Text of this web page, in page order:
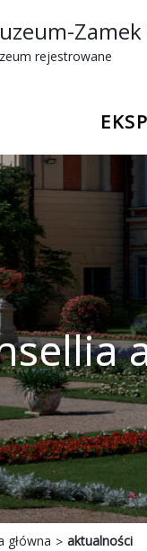
rejestrowane
główna aktualności